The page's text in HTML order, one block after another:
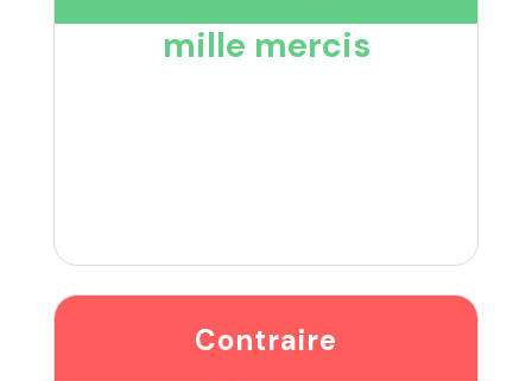
mille mercis
Contraire